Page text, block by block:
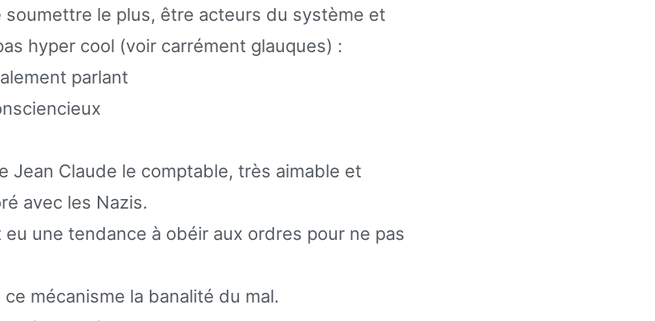
soumettre le plus, être acteurs du système et
hyper cool (voir carrément glauques) :
parlant
Jean Claude le comptable, très aimable et
avec les Nazis.
une tendance à obéir aux ordres pour ne pas
mécanisme la banalité du mal.